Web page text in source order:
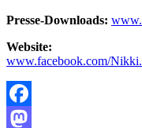
Presse-Downloads:
Website:
www.facebook.com/
Facebook